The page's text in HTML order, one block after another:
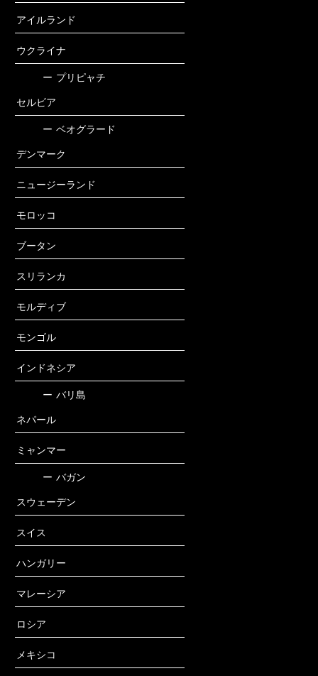
アイルランド
ウクライナ
ー プリピャチ
セルビア
ー ベオグラード
デンマーク
ニュージーランド
モロッコ
ブータン
スリランカ
モルディブ
モンゴル
インドネシア
ー バリ島
ネパール
ミャンマー
ー バガン
スウェーデン
スイス
ハンガリー
マレーシア
ロシア
メキシコ